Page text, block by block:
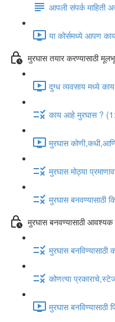
आपली संपर्क माहिती
या कोर्समध्ये आपण
मुरघास तयार करण्यासाठी
दुग्ध व्यवसाय मध्ये
काय आहे मुरघास ?
मुरघास
मुरघास मोठ्या
मुरघास बनवण्यासाठी
मुरघास बनवण्यासाठी आवश्यक
मुरघास बनविण्यासाठी
कोणत्या
मुरघास